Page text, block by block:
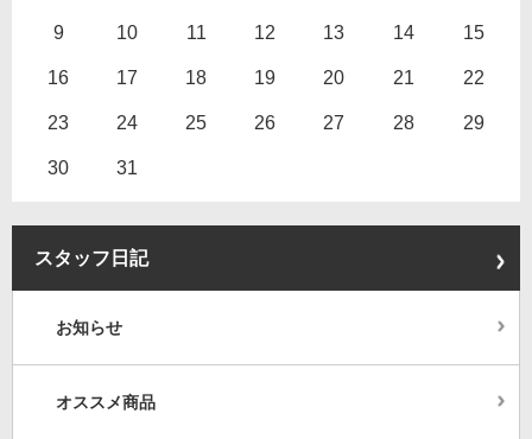
9 10 11 12 13 14 15
16 17 18 19 20 21 22
23 24 25 26 27 28 29
30 31
スタッフ日記
お知らせ
オススメ商品